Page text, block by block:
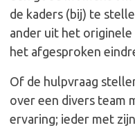
de kaders (bij) te
ander uit het
het afgesproken
Of de hulpvraag
over een divers team
ervaring; ieder met